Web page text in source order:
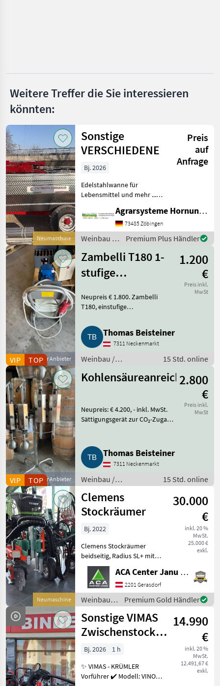
Alle 7
anzeigen
MARKTPLATZ
Marktplatz Händlerangebote Kleinanzeigen
Weitere Treffer die Sie interessieren
könnten:
Neumaschine
Sonstige
VERSCHIEDENE
Preis
auf
Anfrage
Bj. 2026
Edelstahlwanne für
Lebensmittel und mehr ...
Tridem Zweiachser mit
Drehschemel Sagen Sie uns
was Sie möchten Größe /
Breifung / Zubehör, dann
be
Agrarsysteme Hornung GmbH & Co. KG
73485 Zöbingen
Weinbau /
Premium Plus Händler
Gewerblicher Anbieter
VIP TOP
Zambelli T180 1-
stufige
1.200
€
Preis inkl.
MwSt
Neupreis € 1.800. Zambelli
T180, einstufige
schonende Impellerpumpe
Zambelli T180 in einstufiger
Ausführung, speziell für den
Einsatz in
Thomas Beisteiner
7311 Neckenmarkt
Weinbau /
15 Std. online
Gewerblicher Anbieter
VIP TOP
2.800
€
Preis inkl.
MwSt
Neupreis: € 4.200, - inkl. MwSt.
Sättigungsgerät zur CO₂-Zugabe
von CO₂ in bereits gefüllte
Glasflaschen. Das
Thomas Beisteiner
7311 Neckenmarkt
Weinbau /
Kellereimaschinen
15 Std. online
Neumaschine
Clemens
Stockräumer
30.000
€
inkl. 20 %
MwSt.
25.000 €
exkl.
Bj. 2022
Clemens Stockräumer
beidseitig, Radius SL+ mit
Zinkenkreisel, SB 2
Geräteträger, Aushub
hydraulisch Links und
Rechts, Arbeitsbreite 2400 -
3400 mm, inkl. Ventilblock
ACA Center Janu GmbH
2201 Gerasdorf
Weinbau /
Clemens
Premium Gold Händler
Sonstige VIMAS
Zwischenstock-
KRÜMLER
14.990
€
inkl. 20 %
MwSt.
12.491,67 €
exkl.
Bj. 2026
1 h
✨ VIMAS - KRÜMLER
Vorführer ✔️ Modell: VINO -